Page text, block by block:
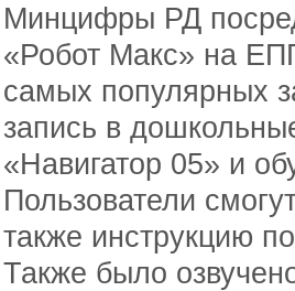
Минцифры РД
«Робот Макс» на
самых популярных
запись в
«Навигатор 05» и
Пользователи
также инструкцию
Также было